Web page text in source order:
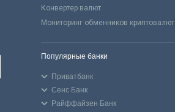
Конвертер валют
Мониторинг обменников криптовалют
Популярные банки
Приватбанк
Сенс Банк
Райффайзен Банк